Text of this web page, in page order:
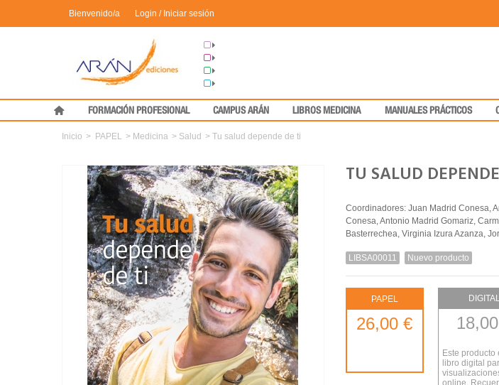
Bienvenido/a Login / Iniciar sesión
Grupo Arán
Congresos
Formación
Medical Press
FORMACIÓN PROFESIONAL CAMPUS ARÁN LIBROS MEDICINA MANUALES PRÁCTICOS
Inicio > PAPEL > Medicina > Salud > Tu salud depende de ti
TU SALUD
Coordinadores: Juan Madrid Conesa,
Conesa, Antonio Madrid Gomariz,
Basterrechea, Virginia Izura Azanza,
LIBSA00011 Nuevo producto
PAPEL
26,00 €
Este producto
libro digital
online.